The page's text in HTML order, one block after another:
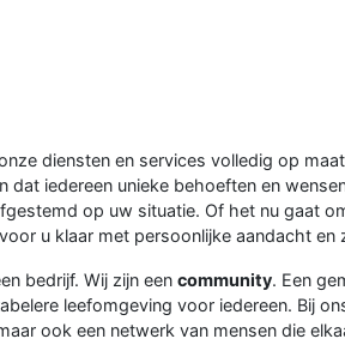
diensten en services volledig op
dat iedereen unieke behoeften en
op uw situatie. Of het nu gaat
u klaar met persoonlijke aandacht en
bedrijf. Wij zijn een community. Een
leefomgeving voor iedereen. Bij
ook een netwerk van mensen die